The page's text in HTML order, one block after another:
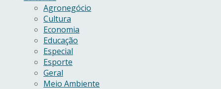
Agronegócio
Cultura
Economia
Educação
Especial
Esporte
Geral
Meio Ambiente